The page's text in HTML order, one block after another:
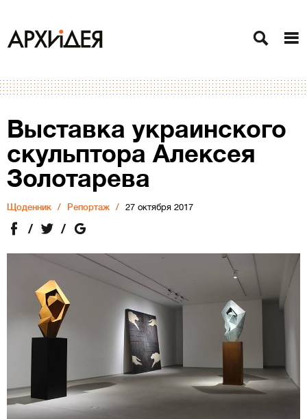
Выставка украинского
скульптора Алексея
Золотарева
Щоденник Репортаж 27 октября 2017